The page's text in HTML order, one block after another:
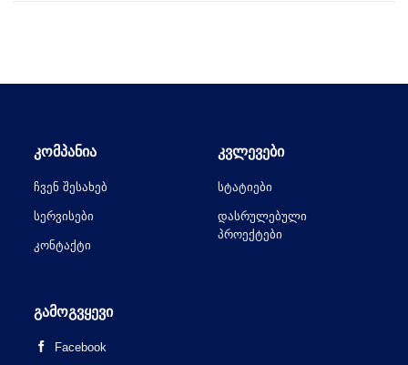
ᲙᲝᲛᲞᲐᲜᲘᲐ
ჩვენ შესახებ
სერვისები
კონტაქტი
ᲙᲕᲚᲔᲕᲔᲑᲘ
სტატიები
დასრულებული
პროექტები
ᲒᲐᲛᲝᲒᲕᲧᲔᲕᲘ
Facebook